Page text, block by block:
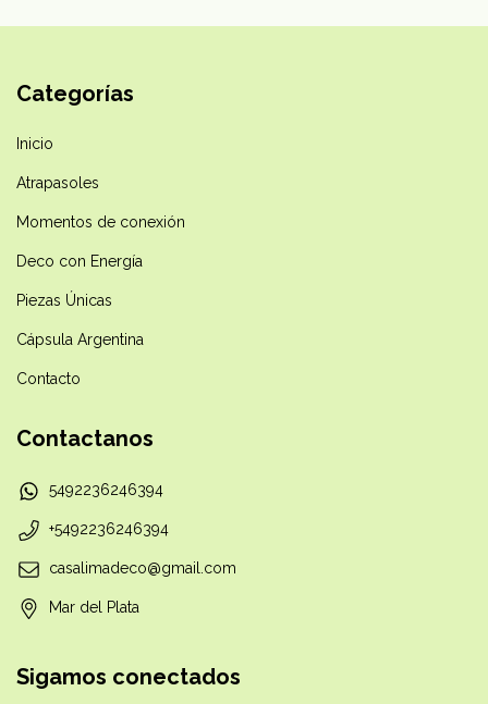
Categorías
Inicio
Atrapasoles
Momentos de conexión
Deco con Energía
Piezas Únicas
Cápsula Argentina
Contacto
Contactanos
5492236246394
+5492236246394
casalimadeco@gmail.com
Mar del Plata
Sigamos conectados